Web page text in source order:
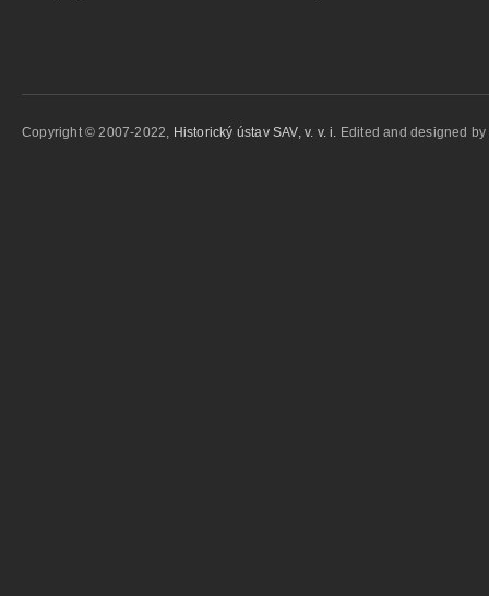
Copyright © 2007-2022, Historický ústav SAV, v. v. i. Edited and designed by